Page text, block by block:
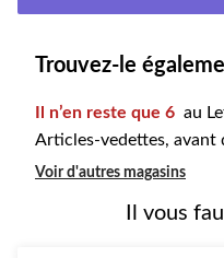
à
Trouvez-le
Il n’en reste que 6 au
Articles-vedettes, avant
Voir d'autres magasins
Il vous